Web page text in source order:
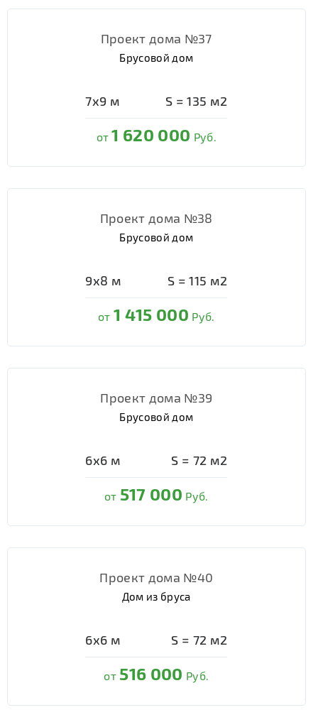
Проект дома №37
Брусовой дом
7х9 м S =135 м2
от1 620 000 Руб.
Проект дома №38
Брусовой дом
9х8 м S =115 м2
от 1 415 000 Руб.
Проект дома №39
Брусовой дом
6х6 м S = 72 м2
от 517 000 Руб.
Проект дома №40
Дом из бруса
6х6 м S = 72 м2
от 516 000 Руб.